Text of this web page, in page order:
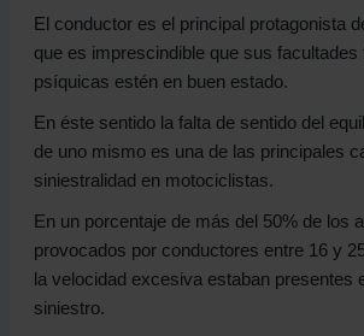
El conductor es el principal protagonista
que es imprescindible que sus
psíquicas estén en buen estado.
En éste sentido la falta de sentido del
de uno mismo es una de las principales
siniestralidad en motociclistas.
En un porcentaje de más del 50% de los
provocados por conductores entre 16 y
la velocidad excesiva estaban presentes
siniestro.